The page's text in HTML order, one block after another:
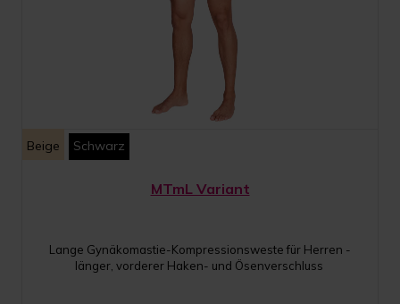
Beige Schwarz
MTmL Variant
Lange Gynäkomastie-Kompressionsweste für Herren -
länger, vorderer Haken- und Ösenverschluss